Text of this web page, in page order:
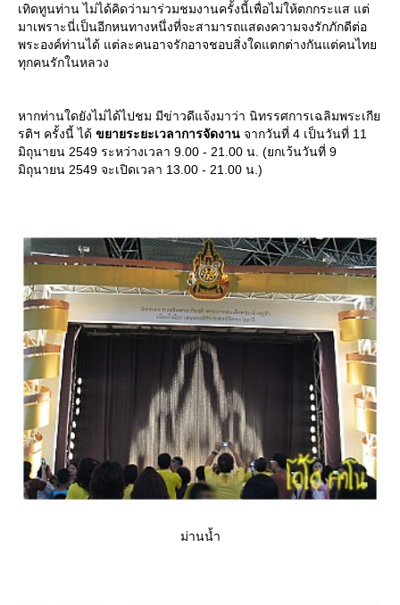
เทิดทูนท่าน ไม่ได้คิดว่ามาร่วมชมงานครั้งนี้เพื่อไม่ให้ตกกระแส แต่
มาเพราะนี่เป็นอีกหนทางหนึ่งที่จะสามารถแสดงความจงรักภักดีต่อ
พระองค์ท่านได้ แต่ละคนอาจรักอาจชอบสิ่งใดแตกต่างกันแต่คนไท
ทุกคนรักในหลวง
หากท่านใดยังไม่ได้ไปชม มีข่าวดีแจ้งมาว่า นิทรรศการเฉลิมพระเกี
รติฯ ครั้งนี้ ได้ ขยายระยะเวลาการจัดงาน จากวันที่ 4 เป็นวันที่ 11
มิถุนายน 2549 ระหว่างเวลา 9.00 - 21.00 น. (ยกเว้นวันที่ 9
มิถุนายน 2549 จะเปิดเวลา 13.00 - 21.00 น.)
ม่านน้ำ